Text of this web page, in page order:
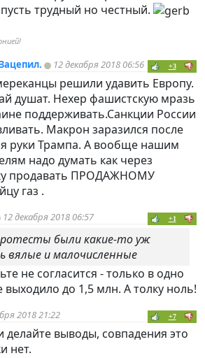
трудный но честный.
12 декабря 2018 06:56 +3
решили удавить Европу.
душат. Нехер фашистскую мразь
поддерживать.Санкции России
Макрон заразился после
руки Трампа. А вообще нашим
надо думать как через
продавать ПРОДАЖНОМУ
газ .
12 декабря 2018 06:57 +1
были какие-то уж
вялые и малочисленные
не согласится - только в одно
до 1,5 млн. А толку ноль!
2018 21:22 +7
делайте выводы, совпадения это
нет.